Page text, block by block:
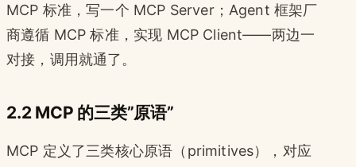
MCP 标准，写一个 MCP Server；Agent 框架厂
商遵循 MCP 标准，实现 MCP Client——两边一
对接，调用就通了。
2.2 MCP 的三类”原语”
MCP 定义了三类核心原语（primitives），对应